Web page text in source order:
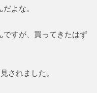
よな。
ですが、買ってきたはず
されました。